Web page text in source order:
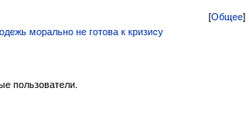
[Общее]
морально не готова к кризису
пользователи.